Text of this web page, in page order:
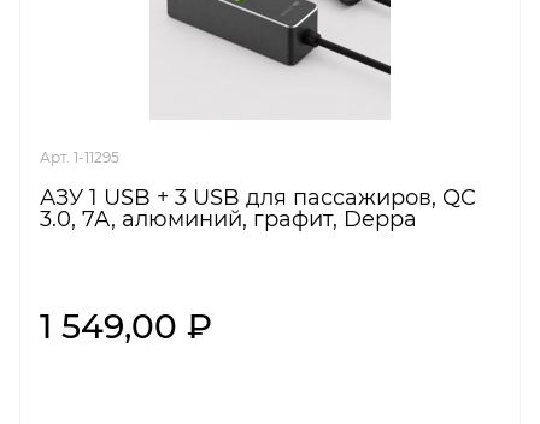
Арт. 1-11295
АЗУ 1 USB + 3 USB для пассажиров, QC
3.0, 7А, алюминий, графит, Deppa
1 549,00 ₽